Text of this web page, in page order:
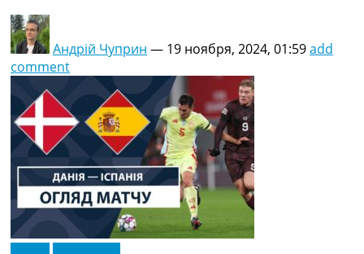
Андрій Чуприн — 19 ноября, 2024, 01:59add
comment